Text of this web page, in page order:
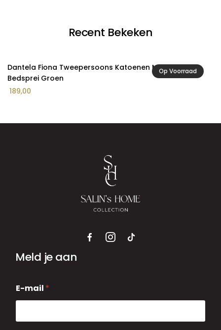
Recent Bekeken
Op Voorraad
Dantela Fiona Tweepersoons Katoenen Mousseline
Bedsprei Groen
189,00
Meld je aan
-
m
i
E-mail *